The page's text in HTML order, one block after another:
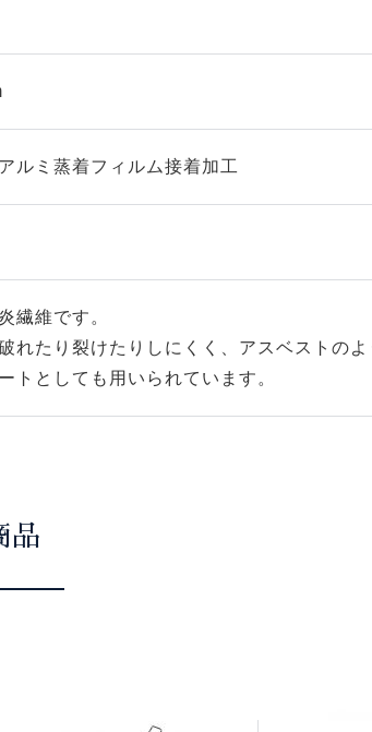
ルミ蒸着フィルム接着加工
繊維です。
れたり裂けたりしにくく、アスベストの
トとしても用いられています。
品